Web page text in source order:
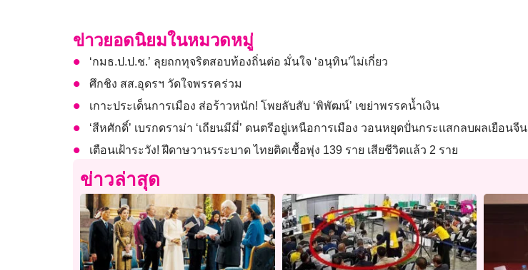
ข่าวยอดนิยมในหมวดหมู่
‘กมธ.ป.ป.ช.’ ลุยถกทุจริตสอบท้องถิ่นต่อ มั่นใจ ‘อนุทิน’ไม่เกี่ยว
ศึกชิง สส.อุดรฯ วัดใจพรรคร่วม
เกาะประเด็นการเมือง ส่อร้าวหนัก! โพยลับสับ ‘พิพัฒน์’ เขย่าพรรคน้ำเงิน
‘สีหศักดิ์’ เบรกดราม่า ‘เถียนมีมี่’ ดนตรีอยู่เหนือการเมือง วอนหยุดปั่นกระแสกลบผลเยือนจีน
เตือนเฝ้าระวัง! ฝีดาษวานรระบาด ไทยติดเชื้อพุ่ง 139 ราย เสียชีวิตแล้ว 2 ราย
ข่าวล่าสุด